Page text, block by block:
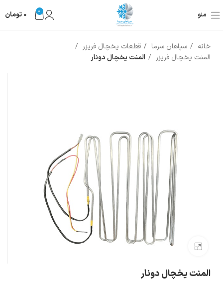
منو 0
0 تومان
خانه سپاهان سرما
قطعات یخچال فریزر
المنت یخچال فریزر
المنت یخچال دونار
بزرگنمایی تصویر
المنت یخچال دونار